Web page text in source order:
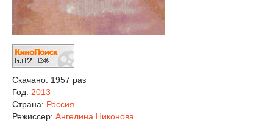
Скачано: 1957 раз
Год: 2013
Страна: Россия
Режиссер: Ангелина Никонова